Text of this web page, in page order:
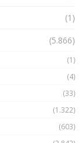
(1)
(5.866)
(1)
(4)
(33)
(1.322)
(603)